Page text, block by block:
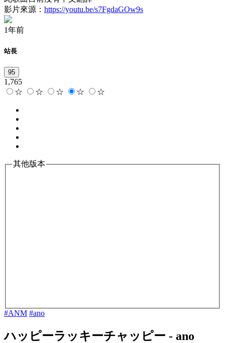
影片來源： https://youtu.be/s7FgdaGOw9s
1年前
站長
95
1,765
☆
☆ ☆ ☆ ☆
其他版本
#ANM #ano
ハッピーラッキーチャッピー - ano